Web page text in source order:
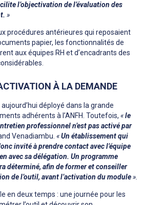
l’objectivation de l’évaluation des
»
procédures antérieures qui reposaient
papier, les fonctionnalités de
aux équipes RH et d’encadrants des
À LA DEMANDE
déployé dans la grande
adhérents à l’ANFH. Toutefois, «le
professionnel n’est pas activé par
Venadiambu. «Un établissement qui
invité à prendre contact avec l’équipe
avec sa délégation. Un programme
déterminé, afin de former et conseiller
de l’outil, avant l’activation du module».
en deux temps : une journée pour les